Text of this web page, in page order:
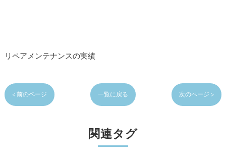
リペアメンテナンスの実績
< 前のページ 一覧に戻る 次のページ >
関連タグ